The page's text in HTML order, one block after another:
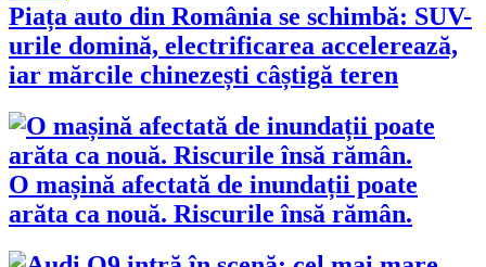
Piața auto din România se schimbă: SUV-
urile domină, electrificarea accelerează,
iar mărcile chinezești câștigă teren
O mașină afectată de inundații poate
arăta ca nouă. Riscurile însă rămân.